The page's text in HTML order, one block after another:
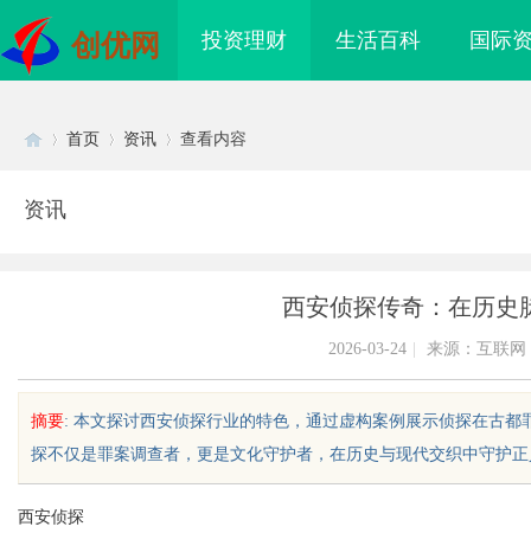
创优网 投资理财 生活百科 国际
首页 资讯 查看内容
资讯
西安侦探传奇：在历史
2026-03-24 来源：互联网
摘要: 本文探讨西安侦探行业的特色，通过虚构案例展示侦探在古
探不仅是罪案调查者，更是文化守护者，在历史与现代交织中守护
西安侦探
把握机遇与规避风